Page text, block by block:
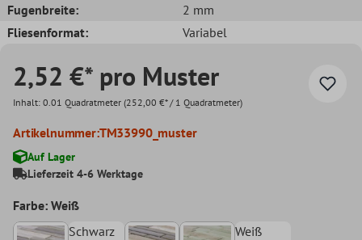
Fugenbreite:
2 mm
Fliesenformat:
Variabel
2,52 €* pro Muster
Inhalt: 0.01 Quadratmeter (252,00 €* / 1 Quadratmeter)
Artikelnummer:TM33990_muster
Auf Lager
Lieferzeit 4-6 Werktage
Farbe: Weiß
Schwarz
Weiß